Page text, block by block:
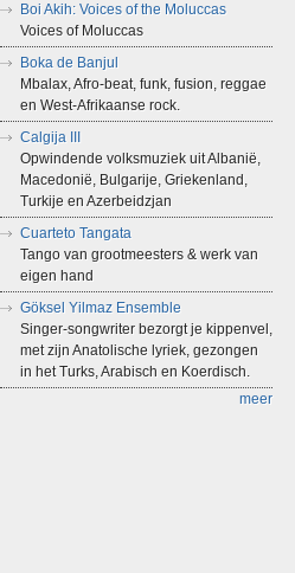
Boi Akih: Voices of the Moluccas
Voices of Moluccas
Boka de Banjul
Mbalax, Afro-beat, funk, fusion, reggae
en West-Afrikaanse rock.
Calgija III
Opwindende volksmuziek uit Albanië,
Macedonië, Bulgarije, Griekenland,
Turkije en Azerbeidzjan
Cuarteto Tangata
Tango van grootmeesters & werk van
eigen hand
Göksel Yilmaz Ensemble
Singer-songwriter bezorgt je kippenvel,
met zijn Anatolische lyriek, gezongen
in het Turks, Arabisch en Koerdisch.
meer